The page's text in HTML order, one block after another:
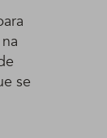
se